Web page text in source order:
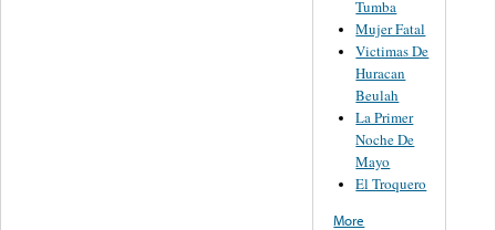
Tumba
Mujer Fatal
Victimas De
Huracan
Beulah
La Primer
Noche De
Mayo
El Troquero
More